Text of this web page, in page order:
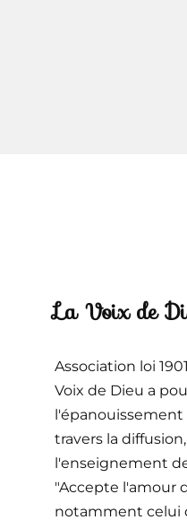
La Voix de
Association loi
Voix de Dieu a
travers la
l'enseignement
"Accepte l'amour
notamment celui